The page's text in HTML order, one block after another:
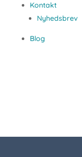
Kontakt
Nyhedsbrev
Blog